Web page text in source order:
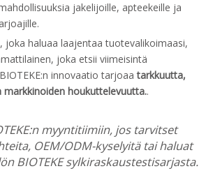
jakelijoille, apteekeille ja
joka haluaa laajentaa tuotevalikoimaasi,
joka etsii viimeisintä
innovaatio tarjoaatarkkuutta,
markkinoiden houkuttelevuutta..
myyntitiimiin, jos tarvitset
OEM/ODM-kyselyitä tai haluat
BIOTEKE sylkiraskaustestisarjasta.